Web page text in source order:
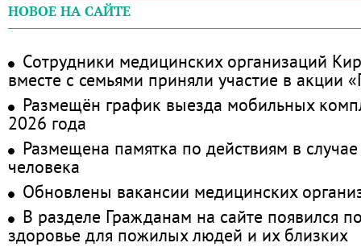
НОВОЕ НА САЙТЕ
Сотрудники медицинских организаций
вместе с семьями приняли участие в акции
Размещён график выезда мобильных
2026 года
Размещена памятка по действиям в
человека
Обновлены вакансии медицинских
В разделе Гражданам на сайте появился
здоровье для пожилых людей и их близких